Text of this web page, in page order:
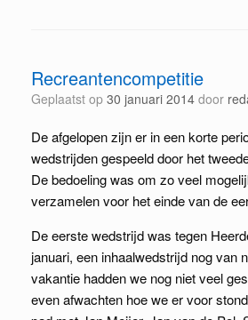
Recreantencompetitie
Geplaatst op 30 januari 2014 door
De afgelopen zijn er in een korte
wedstrijden gespeeld door het
De bedoeling was om zo veel
verzamelen voor het einde van de
De eerste wedstrijd was tegen
januari, een inhaalwedstrijd nog van
vakantie hadden we nog niet veel
even afwachten hoe we er voor